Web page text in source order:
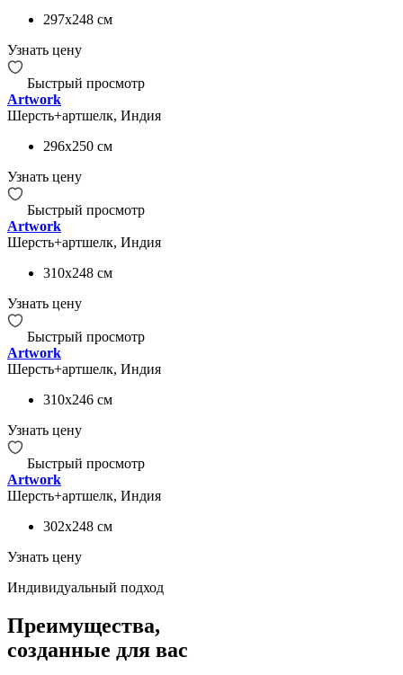
297x248 см
Узнать цену
Быстрый просмотр
Artwork
Шерсть+артшелк, Индия
296x250 см
Узнать цену
Быстрый просмотр
Artwork
Шерсть+артшелк, Индия
310x248 см
Узнать цену
Быстрый просмотр
Artwork
Шерсть+артшелк, Индия
310x246 см
Узнать цену
Быстрый просмотр
Artwork
Шерсть+артшелк, Индия
302x248 см
Узнать цену
Индивидуальный подход
Преимущества,
созданные для вас